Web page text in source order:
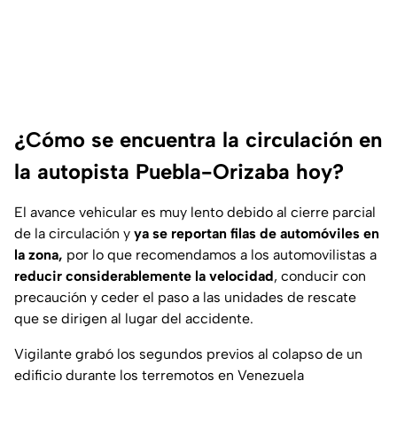
¿Cómo se encuentra la circulación en
la autopista Puebla-Orizaba hoy?
El avance vehicular es muy lento debido al cierre parcial
de la circulación y ya se reportan filas de automóviles en
la zona, por lo que recomendamos a los automovilistas a
reducir considerablemente la velocidad, conducir con
precaución y ceder el paso a las unidades de rescate
que se dirigen al lugar del accidente.
Vigilante grabó los segundos previos al colapso de un
edificio durante los terremotos en Venezuela